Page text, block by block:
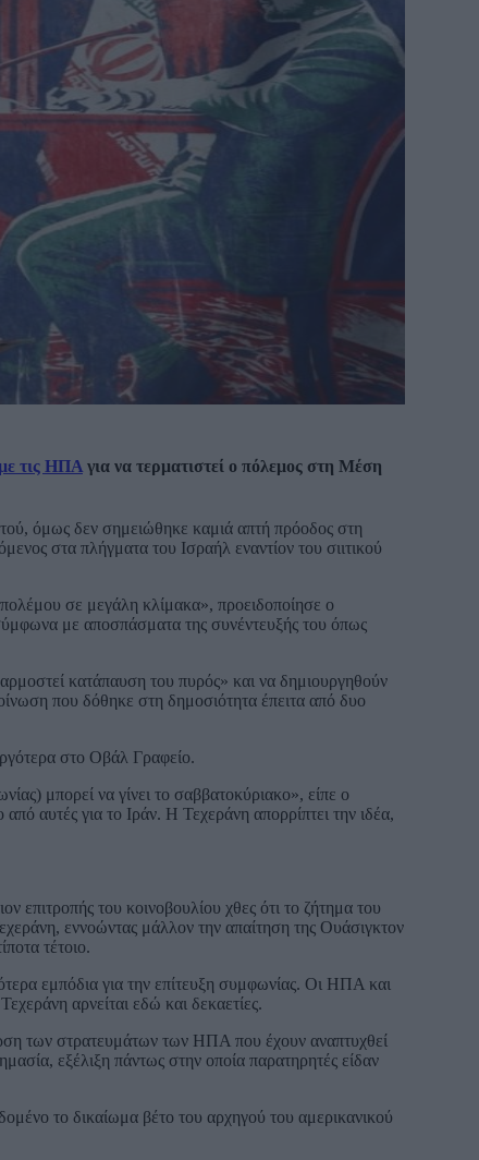
τις ΗΠΑ για να τερματιστεί ο πόλεμος στη Μέση
όμως δεν σημειώθηκε καμιά απτή πρόοδος στη
στα πλήγματα του Ισραήλ εναντίον του σιιτικού
σε μεγάλη κλίμακα», προειδοποίησε ο
με αποσπάσματα της συνέντευξής του όπως
κατάπαυση του πυρός» και να δημιουργηθούν
που δόθηκε στη δημοσιότητα έπειτα από δυο
στο Οβάλ Γραφείο.
μπορεί να γίνει το σαββατοκύριακο», είπε ο
αυτές για το Ιράν. Η Τεχεράνη απορρίπτει την ιδέα,
επιτροπής του κοινοβουλίου χθες ότι το ζήτημα του
εννοώντας μάλλον την απαίτηση της Ουάσιγκτον
τέτοιο.
εμπόδια για την επίτευξη συμφωνίας. Οι ΗΠΑ και
αρνείται εδώ και δεκαετίες.
των στρατευμάτων των ΗΠΑ που έχουν αναπτυχθεί
εξέλιξη πάντως στην οποία παρατηρητές είδαν
το δικαίωμα βέτο του αρχηγού του αμερικανικού